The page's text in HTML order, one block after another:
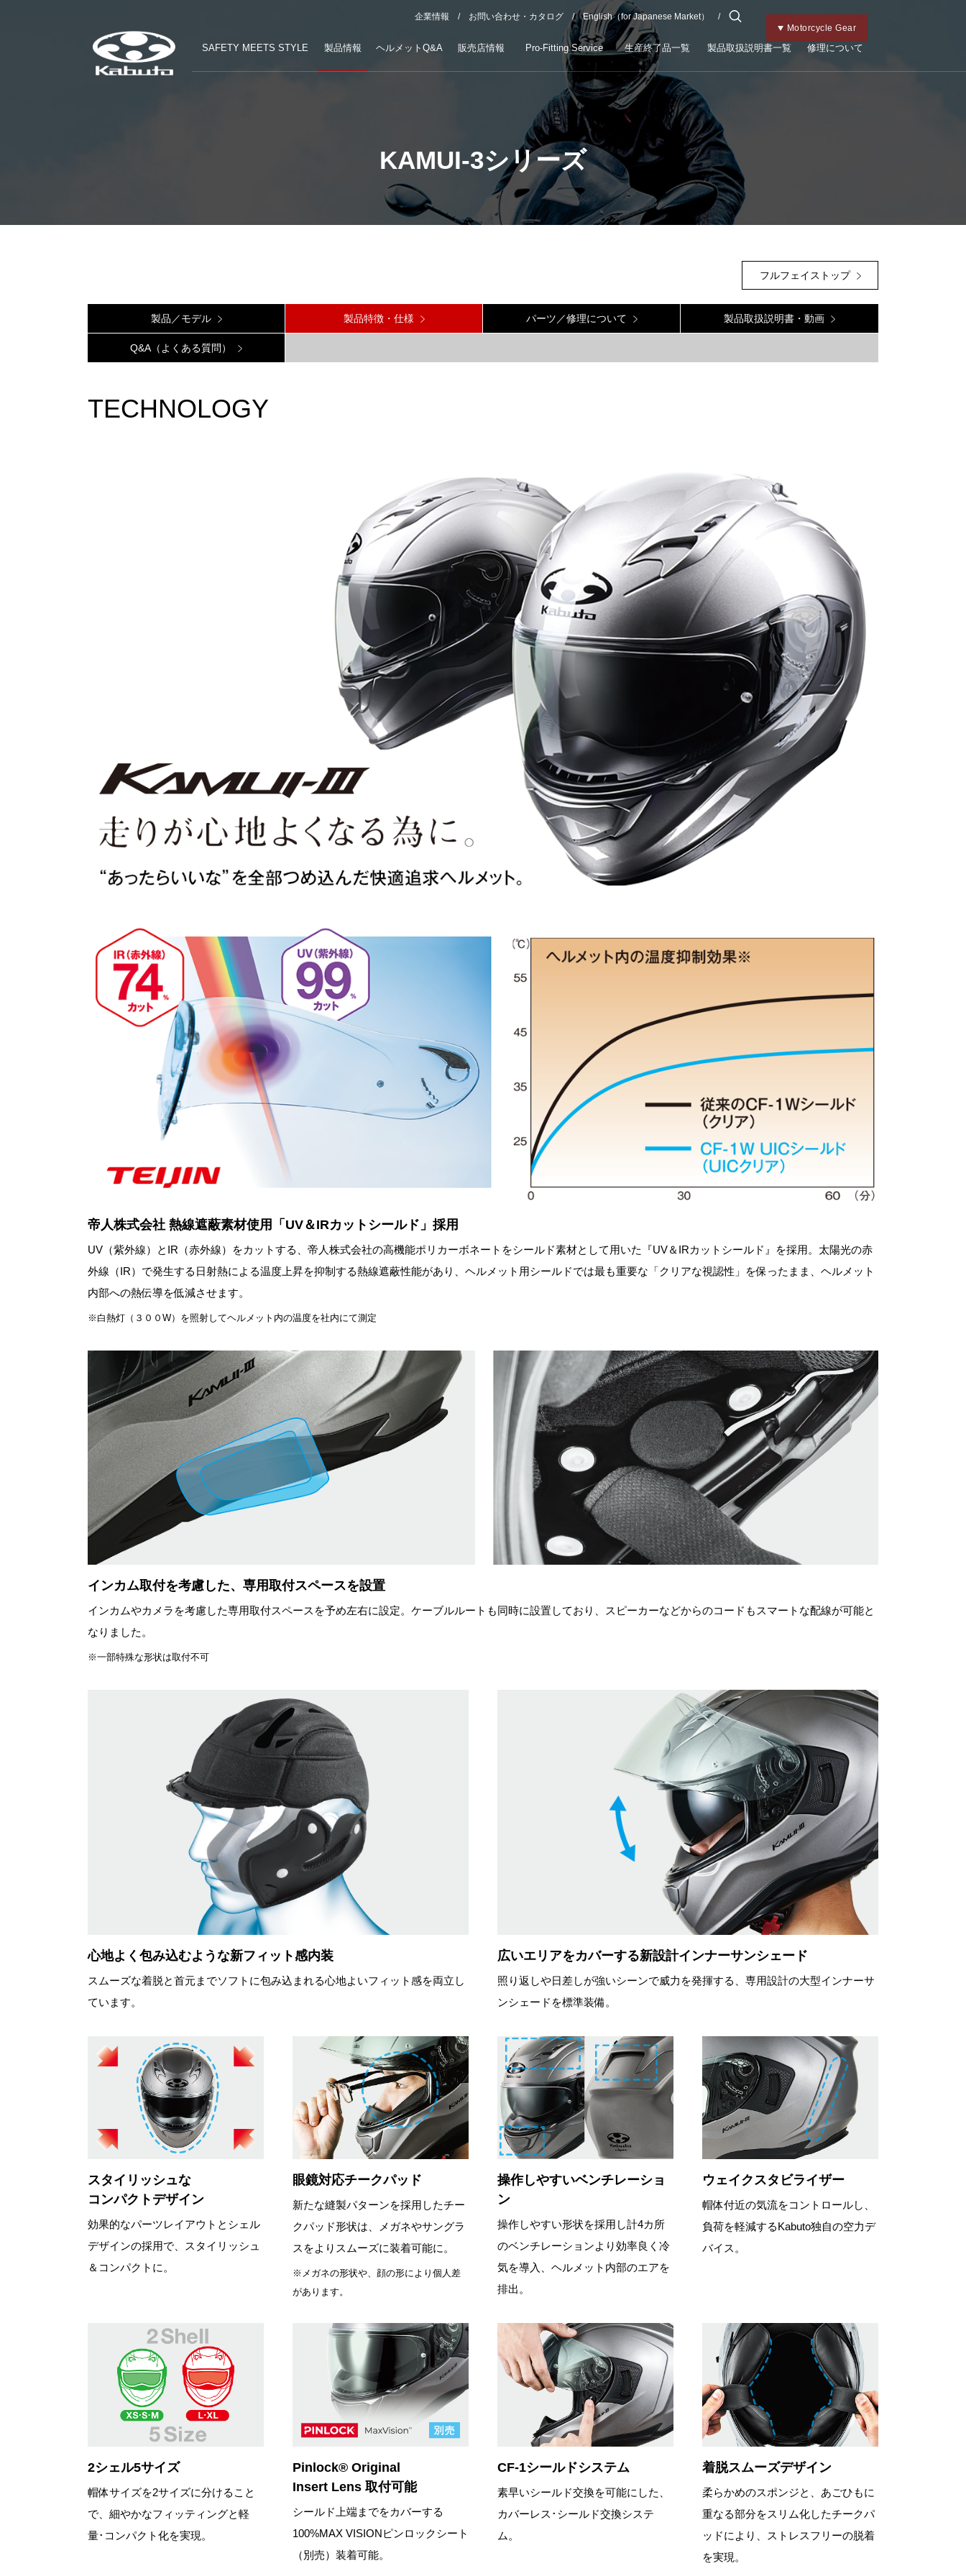
Motorcycle Gear
Kabutoトップ
Bicycle Gear
チャイルドメット
企業情報 お問い合わせ・カタログ English（for Japanese Market）
SAFETY MEETS STYLE 製品情報 ヘルメットQ&A 販売店情報 Pro-Fitting Service 生産終了品一覧 製品取扱説明書一覧 修理について
KAMUI-3シリーズ
フルフェイストップ
製品／モデル 製品特徴・仕様 パーツ／修理について 製品取扱説明書・動画
Q&A（よくある質問）
TECHNOLOGY
帝人株式会社 熱線遮蔽素材使用「UV＆IRカットシールド」採用
UV（紫外線）とIR（赤外線）をカットする、帝人株式会社の高機能ポリカーボネートをシールド素材として用いた『UV＆IRカットシールド』を採用。太陽光の赤
外線（IR）で発生する日射熱による温度上昇を抑制する熱線遮蔽性能があり、ヘルメット用シールドでは最も重要な「クリアな視認性」を保ったまま、ヘルメット
内部への熱伝導を低減させます。
※白熱灯（３００W）を照射してヘルメット内の温度を社内にて測定
インカム取付を考慮した、専用取付スペースを設置
インカムやカメラを考慮した専用取付スペースを予め左右に設定。ケーブルルートも同時に設置しており、スピーカーなどからのコードもスマートな配線が可能と
なりました。
※一部特殊な形状は取付不可
心地よく包み込むような新フィット感内装
スムーズな着脱と首元までソフトに包み込まれる心地よいフィット感を両立し
ています。
広いエリアをカバーする新設計インナーサンシェード
照り返しや日差しが強いシーンで威力を発揮する、専用設計の大型インナーサ
ンシェードを標準装備。
スタイリッシュな
コンパクトデザイン
効果的なパーツレイアウトとシェル
デザインの採用で、スタイリッシュ
＆コンパクトに。
眼鏡対応チークパッド
新たな縫製パターンを採用したチー
クパッド形状は、メガネやサングラ
スをよりスムーズに装着可能に。
※メガネの形状や、顔の形により個人差
があります。
操作しやすいベンチレーショ
ン
操作しやすい形状を採用し計4カ所
のベンチレーションより効率良く冷
気を導入、ヘルメット内部のエアを
排出。
ウェイクスタビライザー
帽体付近の気流をコントロールし、
負荷を軽減するKabuto独自の空力デ
バイス。
2シェル5サイズ
帽体サイズを2サイズに分けること
で、細やかなフィッティングと軽
量･コンパクト化を実現。
Pinlock® Original
Insert Lens 取付可能
シールド上端までをカバーする
100%MAX VISIONピンロックシート
（別売）装着可能。
CF-1シールドシステム
素早いシールド交換を可能にした、
カバーレス･シールド交換システ
ム。
着脱スムーズデザイン
柔らかめのスポンジと、あごひもに
重なる部分をスリム化したチークパ
ッドにより、ストレスフリーの脱着
を実現。